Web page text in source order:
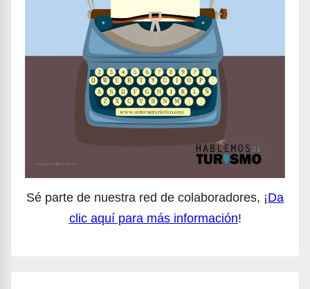
Sé parte de nuestra red de colaboradores, ¡Da
clic aquí para más información!